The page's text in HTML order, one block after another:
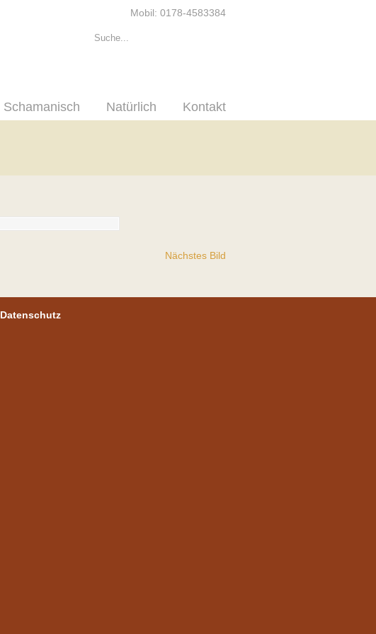
Mobil: 0178-4583384
Schamanisch Natürlich Kontakt
Nächstes Bild
Datenschutz